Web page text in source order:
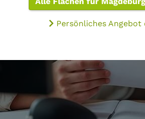
Persönliches Angebot